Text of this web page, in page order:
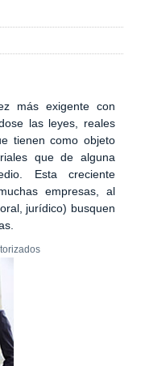
más exigente con
las leyes, reales
tienen como objeto
que de alguna
Esta creciente
empresas, al
jurídico) busquen